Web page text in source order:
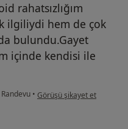
rahatsızlığım
ilgiliydi hem de çok
bulundu.Gayet
içinde kendisi ile
Randevu • kullanıcının görüşüne
Görüşü şikayet et